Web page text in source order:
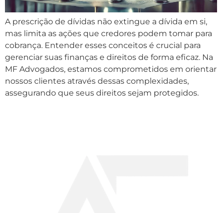
A prescrição de dívidas não extingue a dívida em si,
mas limita as ações que credores podem tomar para
cobrança. Entender esses conceitos é crucial para
gerenciar suas finanças e direitos de forma eficaz. Na
MF Advogados, estamos comprometidos em orientar
nossos clientes através dessas complexidades,
assegurando que seus direitos sejam protegidos.